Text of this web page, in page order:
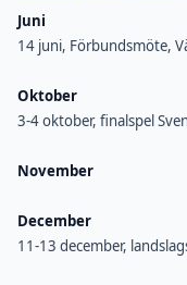
Juni
14 juni, Förbundsmöte,
Oktober
3-4 oktober, finalspel
November
December
11-13 december,